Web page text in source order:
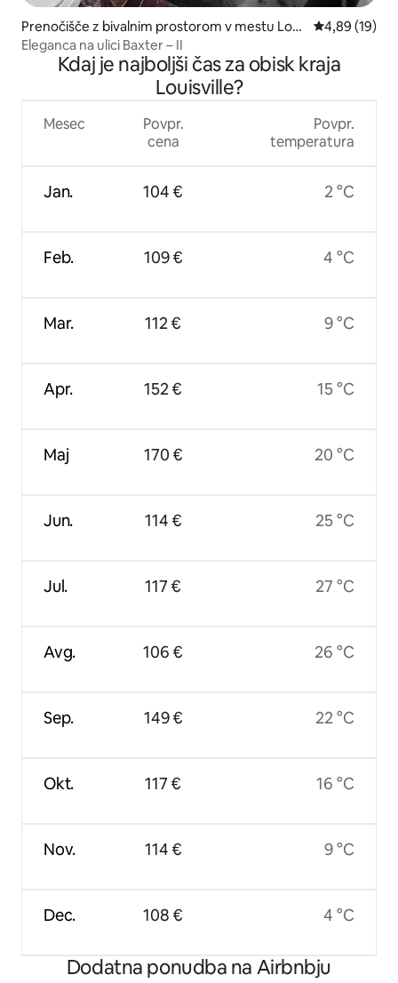
Prenočišče z bivalnim prostorom v mestu Loui
sville
Povprečna
4,89 (19)
Eleganca na ulici Baxter – II
Kdaj je najboljši čas za obisk kraja
Louisville?
Mesec
Jan.
Feb.
Mar.
Apr.
Maj
Jun.
Jul.
Avg.
Sep.
Okt.
Nov.
Dec.
Povpr.
cena
104 €
109 €
112 €
152 €
170 €
114 €
117 €
106 €
149 €
117 €
114 €
108 €
Povpr.
temperatura
2 °C
4 °C
9 °C
15 °C
20 °C
25 °C
27 °C
26 °C
22 °C
16 °C
9 °C
4 °C
Dodatna ponudba na Airbnbju